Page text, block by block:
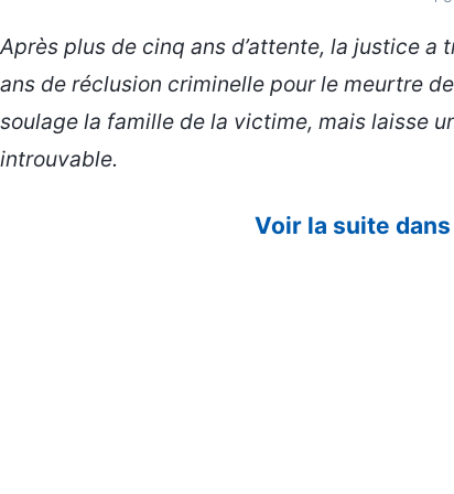
Après plus de cinq ans d’attente, la justice
ans de réclusion criminelle pour le meurtre
soulage la famille de la victime, mais laisse
introuvable.
Voir la suite